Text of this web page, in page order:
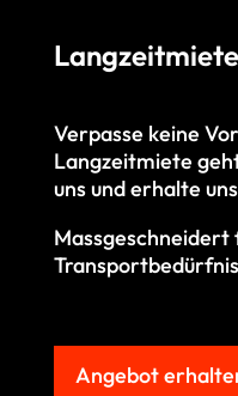
Verpasse keine
Langzeitmiete
uns und erhalte
Angebot